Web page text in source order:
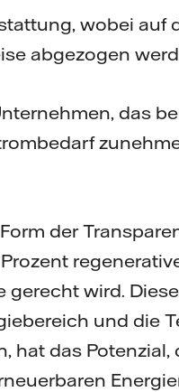
wobei auf
abgezogen
das
der
gerecht wird.
und die
hat das